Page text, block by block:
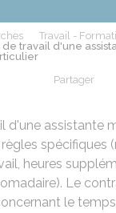
Travail -
de travail d'une
Partager
d'une assistante
spécifiques
heures
Le
le